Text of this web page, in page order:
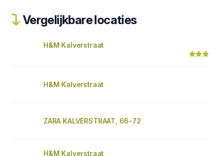
Vergelijkbare locaties
H&M Kalverstraat
H&M Kalverstraat
ZARA KALVERSTRAAT, 66-72
H&M Kalverstraat